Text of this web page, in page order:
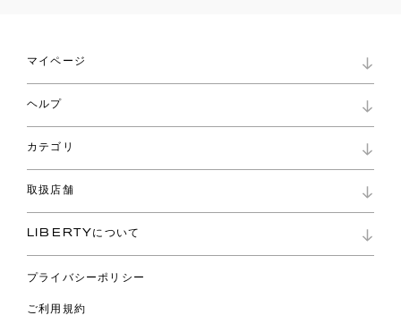
マイページ
ロイヤリティプログラム
パスワード再設定
ショッピングバッグ
ヘルプ
お問い合わせ
よくあるご質問
ご利用ガイド
カテゴリ
コレクション
ファブリックス
バッグ
ウェア
ライフスタイル
取扱店舗
リバティ・ファブリックス
LIBERTYについて
プライバシーポリシー
ご利用規約